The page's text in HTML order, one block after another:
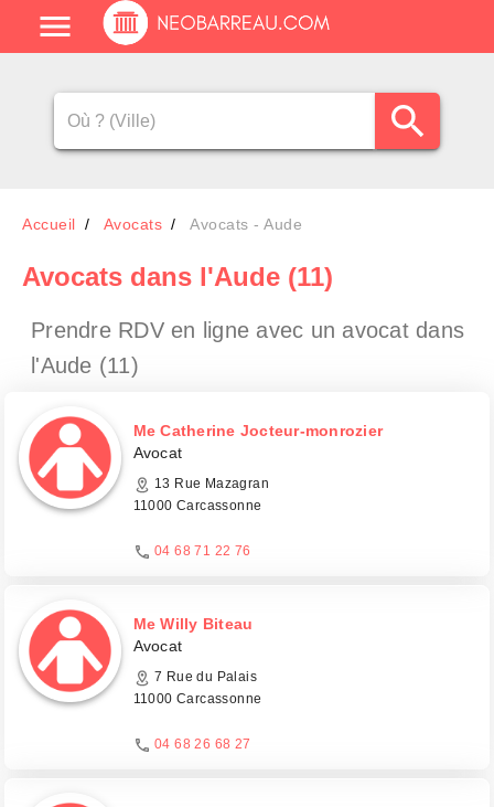
Accueil Avocats Avocats - Aude
Avocats dans l'Aude (11)
Prendre RDV en ligne avec un avocat dans
l'Aude (11)
Me Catherine Jocteur-monrozier
Avocat
13 Rue Mazagran
11000 Carcassonne
04 68 71 22 76
Me Willy Biteau
Avocat
7 Rue du Palais
11000 Carcassonne
04 68 26 68 27